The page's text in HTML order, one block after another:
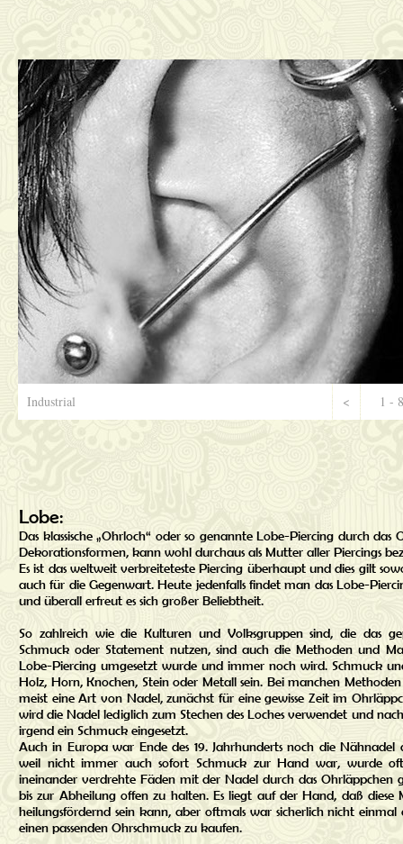
Industrial 1 - 8
<
Lobe:
Das klassische „Ohrloch“ oder so genannte Lobe-Piercing durch das
Dekorationsformen, kann wohl durchaus als Mutter aller Piercings
Es ist das weltweit verbreiteteste Piercing überhaupt und dies gilt
auch für die Gegenwart. Heute jedenfalls findet man das Lobe-
und überall erfreut es sich großer Beliebtheit.
So zahlreich wie die Kulturen und Volksgruppen sind, die das
Schmuck oder Statement nutzen, sind auch die Methoden und
Lobe-Piercing umgesetzt wurde und immer noch wird. Schmuck
Holz, Horn, Knochen, Stein oder Metall sein. Bei manchen
meist eine Art von Nadel, zunächst für eine gewisse Zeit im
wird die Nadel lediglich zum Stechen des Loches verwendet und
irgend ein Schmuck eingesetzt.
Auch in Europa war Ende des 19. Jahrhunderts noch die Nähnadel
weil nicht immer auch sofort Schmuck zur Hand war, wurde
ineinander verdrehte Fäden mit der Nadel durch das Ohrläppchen
bis zur Abheilung offen zu halten. Es liegt auf der Hand, daß diese
heilungsfördernd sein kann, aber oftmals war sicherlich nicht
einen passenden Ohrschmuck zu kaufen.